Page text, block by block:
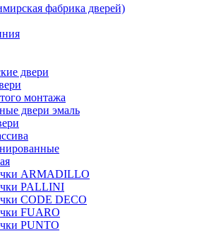
фабрика дверей)
двери
монтажа
двери эмаль
ARMADILLO
PALLINI
CODE DECO
FUARO
PUNTO